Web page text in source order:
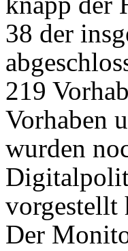
38 der
219
Vorhaben
wurden
vorgestellt
Der